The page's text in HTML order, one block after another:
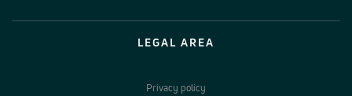
LEGAL AREA
Privacy policy